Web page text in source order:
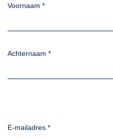
Voornaam *
Achternaam *
E-mailadres *